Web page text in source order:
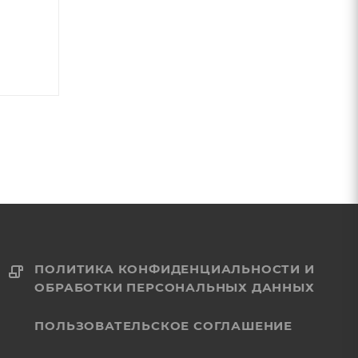
ПОЛИТИКА КОНФИДЕНЦИАЛЬНОСТИ И
ОБРАБОТКИ ПЕРСОНАЛЬНЫХ ДАННЫХ
ПОЛЬЗОВАТЕЛЬСКОЕ СОГЛАШЕНИЕ